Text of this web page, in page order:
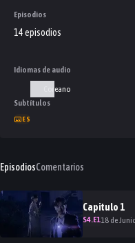
Episodios
14 episodios
Idiomas de audio
Coreano
Subtítulos
ES
EpisodiosComentarios
Capitulo 1
S4.E118 de